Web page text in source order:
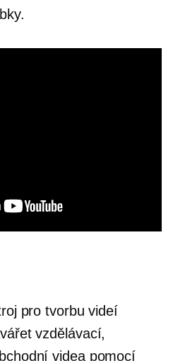
pro tvorbu videí
vzdělávací,
videa pomocí